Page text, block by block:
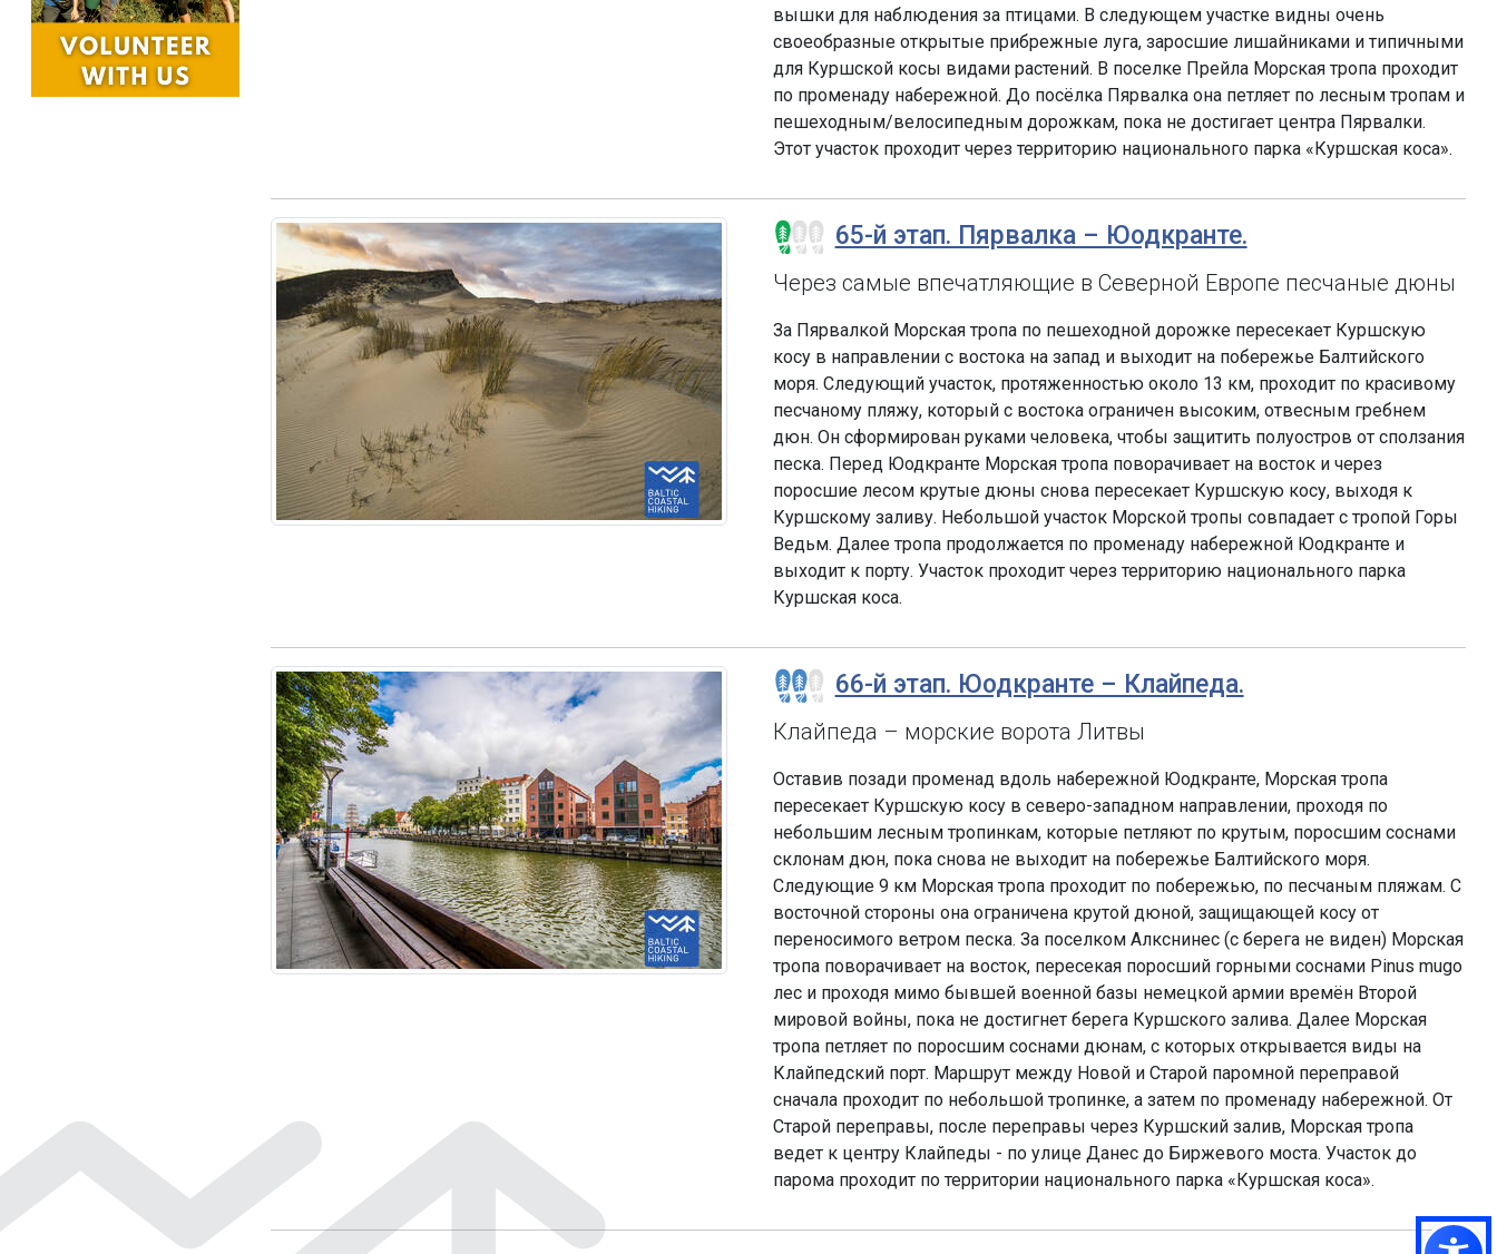
вышки для наблюдения за птицами. В следующем участке видны очень
своеобразные открытые прибрежные луга, заросшие лишайниками и типичными
для Куршской косы видами растений. В поселке Прейла Морская тропа проходит
по променаду набережной. До посёлка Пярвалка она петляет по лесным тропам и
пешеходным/велосипедным дорожкам, пока не достигает центра Пярвалки.
Этот участок проходит через территорию национального парка «Куршская коса».
65-й этап. Пярвалка – Юодкранте.
Через самые впечатляющие в Северной Европе песчаные дюны
За Пярвалкой Морская тропа по пешеходной дорожке пересекает Куршскую
косу в направлении с востока на запад и выходит на побережье Балтийского
моря. Следующий участок, протяженностью около 13 км, проходит по красивому
песчаному пляжу, который с востока ограничен высоким, отвесным гребнем
дюн. Он сформирован руками человека, чтобы защитить полуостров от сползания
песка. Перед Юодкранте Морская тропа поворачивает на восток и через
поросшие лесом крутые дюны снова пересекает Куршскую косу, выходя к
Куршскому заливу. Небольшой участок Морской тропы совпадает с тропой Горы
Ведьм. Далее тропа продолжается по променаду набережной Юодкранте и
выходит к порту. Участок проходит через территорию национального парка
Куршская коса.
66-й этап. Юодкранте – Клайпеда.
Клайпеда – морские ворота Литвы
Оставив позади променад вдоль набережной Юодкранте, Морская тропа
пересекает Куршскую косу в северо-западном направлении, проходя по
небольшим лесным тропинкам, которые петляют по крутым, поросшим соснами
склонам дюн, пока снова не выходит на побережье Балтийского моря.
Следующие 9 км Морская тропа проходит по побережью, по песчаным пляжам. С
восточной стороны она ограничена крутой дюной, защищающей косу от
переносимого ветром песка. За поселком Алкснинес (с берега не виден) Морская
тропа поворачивает на восток, пересекая поросший горными соснами Pinus mugo
лес и проходя мимо бывшей военной базы немецкой армии времён Второй
мировой войны, пока не достигнет берега Куршского залива. Далее Морская
тропа петляет по поросшим соснами дюнам, с которых открывается виды на
Клайпедский порт. Маршрут между Новой и Старой паромной переправой
сначала проходит по небольшой тропинке, а затем по променаду набережной. От
Старой переправы, после переправы через Куршский залив, Морская тропа
ведет к центру Клайпеды - по улице Данес до Биржевого моста. Участок до
парома проходит по территории национального парка «Куршская коса».